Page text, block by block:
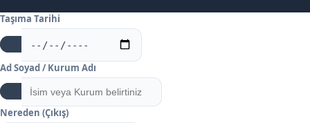
Taşıma Tarihi
Ad Soyad / Kurum Adı
Nereden (Çıkış)